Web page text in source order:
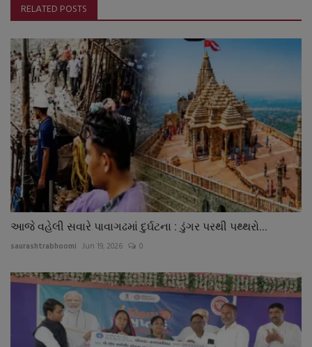
RELATED POSTS
આજે વહેલી સવારે પાવાગઢમાં દુર્ઘટના : ડુંગર પરથી પથ્થરો...
saurashtrabhoomi Jun 19, 2026 0